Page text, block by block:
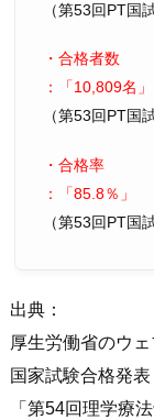
（第53回PT国
・合格者数
：
10,809名
（第53回PT国
・合格率
：
85.8％
（第53回PT国
出典：
厚生労働省のウェ
国家試験合格発表
第54回理学療